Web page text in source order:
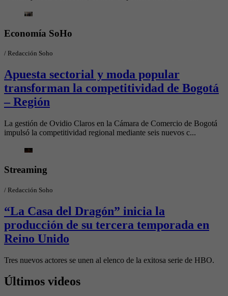
Economía SoHo
/ Redacción Soho
Apuesta sectorial y moda popular
transforman la competitividad de Bogotá
– Región
La gestión de Ovidio Claros en la Cámara de Comercio de Bogotá
impulsó la competitividad regional mediante seis nuevos c...
Streaming
/ Redacción Soho
“La Casa del Dragón” inicia la
producción de su tercera temporada en
Reino Unido
Tres nuevos actores se unen al elenco de la exitosa serie de HBO.
Últimos videos